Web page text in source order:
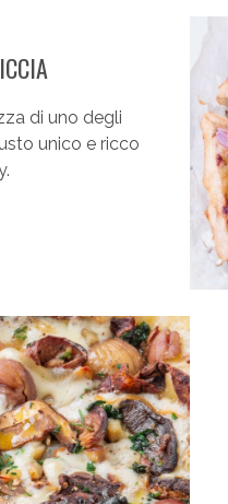
di uno degli
unico e ricco